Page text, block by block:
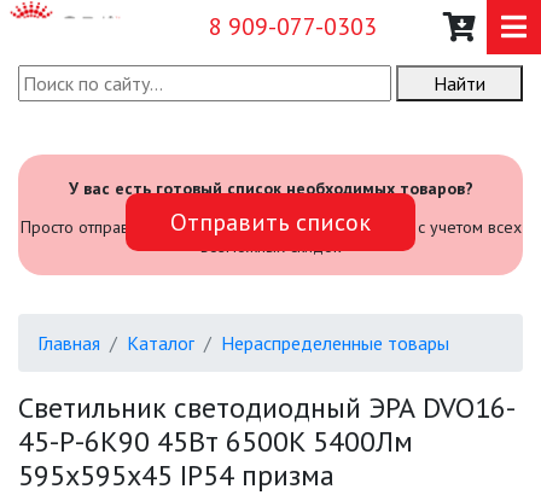
8 909-077-0303
О КОМПАНИИ
САДОВЫЙ ИНВЕНТАРЬ И
ИНСТРУМЕНТЫ
ОФИСНЫЕ ПОДВЕСНЫЕ
ПРОЖЕКТОРЫ
Найти
У вас есть готовый список необходимых товаров?
Просто отправьте его нам и мы посчитаем стоимость с учетом всех
возможных скидок
Отправить список
Главная Каталог Нераспределенные товары
Светильник светодиодный ЭРА DVO16-
45-P-6K90 45Вт 6500K 5400Лм
595х595х45 IP54 призма